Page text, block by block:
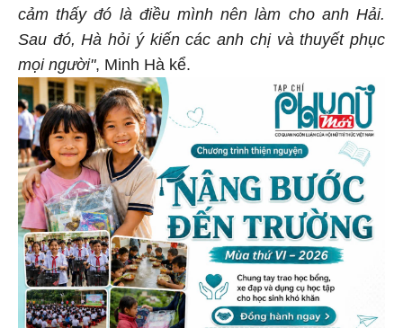
cảm thấy đó là điều mình nên làm cho anh Hải.
Sau đó, Hà hỏi ý kiến các anh chị và thuyết phục
mọi người", Minh Hà kể.